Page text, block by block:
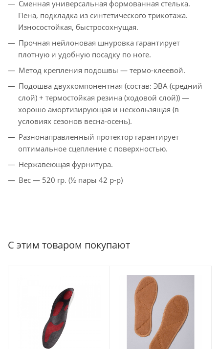
Сменная универсальная формованная стелька.
Пена, подкладка из синтетического трикотажа.
Износостойкая, быстросохнущая.
Прочная нейлоновая шнуровка гарантирует
плотную и удобную посадку по ноге.
Метод крепления подошвы — термо-клеевой.
Подошва двухкомпонентная (состав: ЭВА (средний
слой) + термостойкая резина (ходовой слой)) —
хорошо амортизирующая и нескользящая (в
условиях сезонов весна-осень).
Разнонаправленный протектор гарантирует
оптимальное сцепление с поверхностью.
Нержавеющая фурнитура.
Вес — 520 гр. (½ пары 42 р-р)
С этим товаром покупают